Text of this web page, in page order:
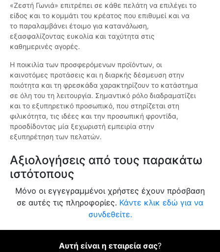
«Ζεστή Γωνιά» επιτρέπει σε κάθε πελάτη να επιλέγει το
είδος και το κομμάτι του κρέατος που επιθυμεί και να
το παραλαμβάνει έτοιμο για κατανάλωση,
εξασφαλίζοντας ευκολία και ταχύτητα στις
καθημερινές αγορές.
Η ποικιλία των προσφερόμενων προϊόντων, οι
καινοτόμες προτάσεις και η διαρκής δέσμευση στην
ποιότητα και τη φρεσκάδα χαρακτηρίζουν το κατάστημα
σε όλη του τη λειτουργία. Σημαντικό ρόλο διαδραματίζει
και το εξυπηρετικό προσωπικό, που στηρίζεται στη
φιλικότητα, τις ιδέες και την προσωπική φροντίδα,
προσδίδοντας μία ξεχωριστή εμπειρία στην
εξυπηρέτηση των πελατών.
Αξιολογήσεις από τους παρακάτω
ιστότοπους
Μόνο οι εγγεγραμμένοι χρήστες έχουν πρόσβαση
σε αυτές τις πληροφορίες. Κάντε κλικ εδώ για να
συνδεθείτε.
Αυτή είναι η εταιρεία σας?